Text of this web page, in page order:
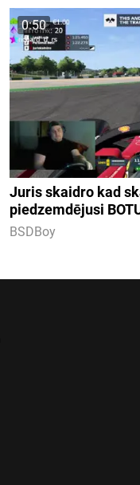
0:50
Juris skaidro kad
piedzemdējusi
BSDBoy